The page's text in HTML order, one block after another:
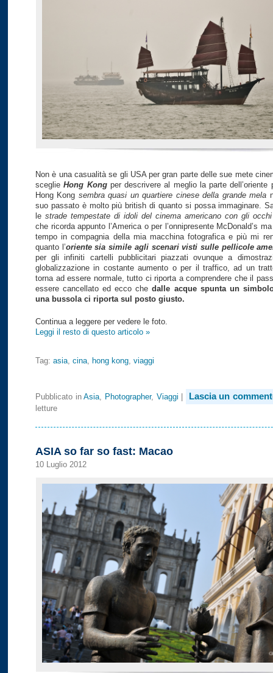
Non è una casualità se gli USA per gran parte delle sue mete
sceglieHong Kongper descrivere al meglio la parte dell’oriente
Hong Kong sembra quasi un quartiere cinese della grande mela
suo passato è molto più british di quanto si possa immaginare.
le strade tempestate di idoli del cinema americano con gli
che ricorda appunto l’America o per l’onnipresente McDonald’s
tempo in compagnia della mia macchina fotografica e più mi
quanto l’oriente sia simile agli scenari visti sulle pellicole
per gli infiniti cartelli pubblicitari piazzati ovunque a
globalizzazione in costante aumento o per il traffico, ad un
torna ad essere normale, tutto ci riporta a comprendere che il
essere cancellato ed ecco chedalle acque spunta un
una bussola ci riporta sul posto giusto.
Continua a leggere per vedere le foto.
Leggi il resto di questo articolo »
Tag: asia cina hong kong viaggi
Pubblicato inAsia Photographer, Viaggi Lascia un
letture
ASIA so far so fast: Macao
10 Luglio 2012